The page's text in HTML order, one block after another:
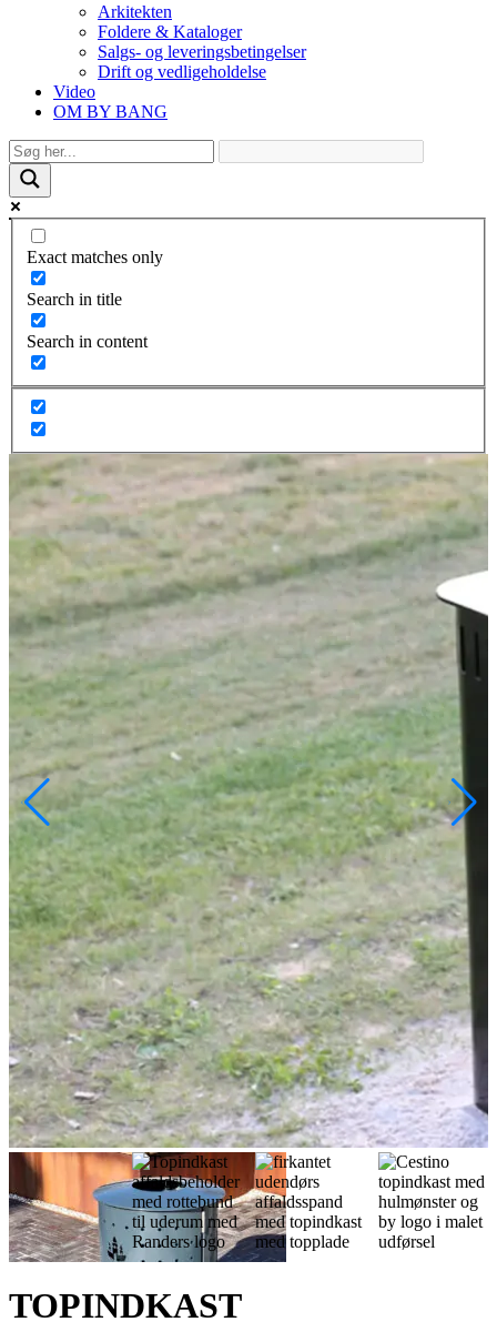
Arkitekten
Foldere & Kataloger
Salgs- og leveringsbetingelser
Drift og vedligeholdelse
Video
OM BY BANG
Exact matches only
Search in title
Search in content
TOPINDKAST